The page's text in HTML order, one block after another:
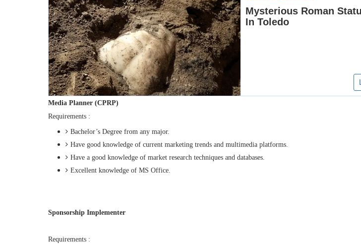
Media Planner (CPRP)
Requirements :
Bachelor’s Degree from any major.
Have good knowledge of current marketing trends and multimedia platforms.
Have a good knowledge of market research techniques and databases.
Excellent knowledge of MS Office.
Sponsorship Implementer
Requirements :